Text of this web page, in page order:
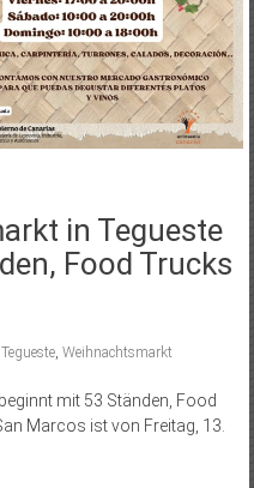
in Tegueste
Food Trucks
Tegueste, Weihnachtsmarkt
mit 53 Ständen, Food
Marcos ist von Freitag, 13.